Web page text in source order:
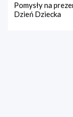
Pomysły na
Dzień Dziecka